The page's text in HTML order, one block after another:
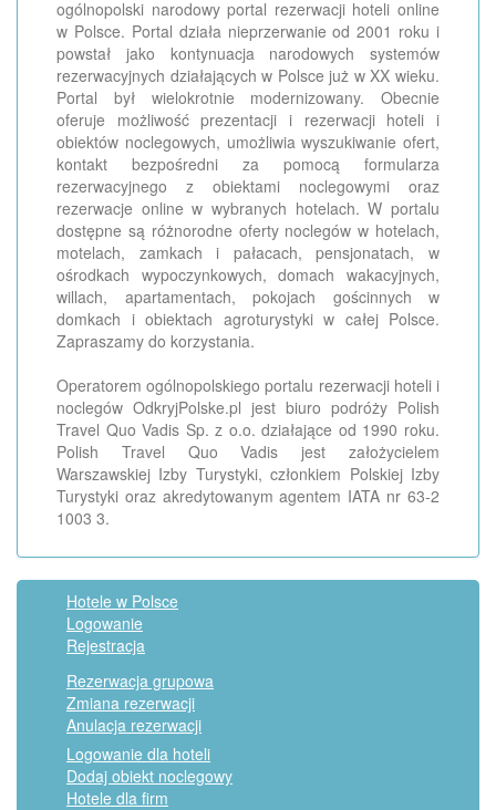
ogólnopolski narodowy portal rezerwacji hoteli online
w Polsce. Portal działa nieprzerwanie od 2001 roku i
powstał jako kontynuacja narodowych systemów
rezerwacyjnych działających w Polsce już w XX wieku.
Portal był wielokrotnie modernizowany. Obecnie
oferuje możliwość prezentacji i rezerwacji hoteli i
obiektów noclegowych, umożliwia wyszukiwanie ofert,
kontakt bezpośredni za pomocą formularza
rezerwacyjnego z obiektami noclegowymi oraz
rezerwacje online w wybranych hotelach. W portalu
dostępne są różnorodne oferty noclegów w hotelach,
motelach, zamkach i pałacach, pensjonatach, w
ośrodkach wypoczynkowych, domach wakacyjnych,
willach, apartamentach, pokojach gościnnych w
domkach i obiektach agroturystyki w całej Polsce.
Zapraszamy do korzystania.
Operatorem ogólnopolskiego portalu rezerwacji hoteli i
noclegów OdkryjPolske.pl jest biuro podróży Polish
Travel Quo Vadis Sp. z o.o. działające od 1990 roku.
Polish Travel Quo Vadis jest założycielem
Warszawskiej Izby Turystyki, członkiem Polskiej Izby
Turystyki oraz akredytowanym agentem IATA nr 63-2
1003 3.
Hotele w Polsce
Logowanie
Rejestracja
Rezerwacja grupowa
Zmiana rezerwacji
Anulacja rezerwacji
Logowanie dla hoteli
Dodaj obiekt noclegowy
Hotele dla firm